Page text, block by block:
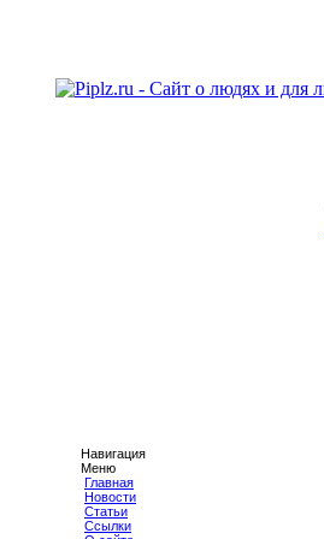
Навигация
Меню
Главная
Новости
Статьи
Ссылки